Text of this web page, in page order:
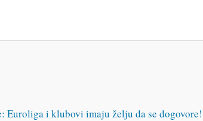
Euroliga i klubovi imaju želju da se dogovore!